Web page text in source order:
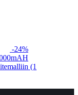
-24%
(1